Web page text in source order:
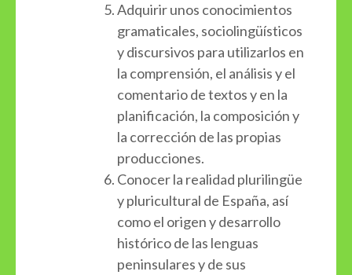
Adquirir unos conocimientos
gramaticales, sociolingüísticos
y discursivos para utilizarlos en
la comprensión, el análisis y el
comentario de textos y en la
planificación, la composición y
la corrección de las propias
producciones.
Conocer la realidad plurilingüe
y pluricultural de España, así
como el origen y desarrollo
histórico de las lenguas
peninsulares y de sus